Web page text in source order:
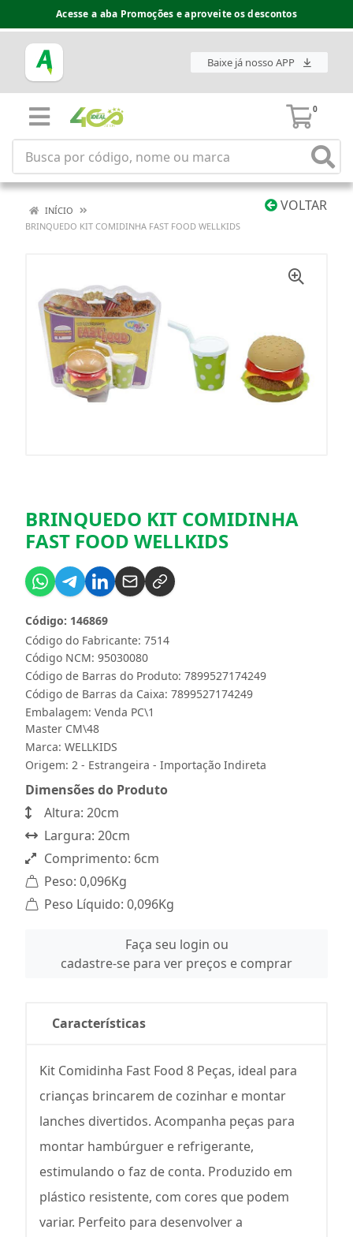
Acesse a aba Promoções e aproveite os descontos
Baixe já nosso APP
0
VOLTAR
INÍCIO
BRINQUEDO KIT COMIDINHA FAST FOOD WELLKIDS
BRINQUEDO KIT COMIDINHA
FAST FOOD WELLKIDS
Código do Fabricante: 7514
Código: 146869
Código NCM: 95030080
Código de Barras do Produto: 7899527174249
Código de Barras da Caixa: 7899527174249
Embalagem: Venda PC\1
Master CM\48
Marca: WELLKIDS
Origem: 2 - Estrangeira - Importação Indireta
Dimensões do Produto
Altura: 20cm
Largura: 20cm
Comprimento: 6cm
Peso: 0,096Kg
Peso Líquido: 0,096Kg
Faça seu login ou
cadastre-se para ver preços e comprar
Características
Kit Comidinha Fast Food 8 Peças, ideal para
crianças brincarem de cozinhar e montar
lanches divertidos. Acompanha peças para
montar hambúrguer e refrigerante,
estimulando o faz de conta. Produzido em
plástico resistente, com cores que podem
variar. Perfeito para desenvolver a